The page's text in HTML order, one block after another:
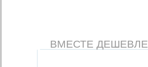
ВМЕСТЕ ДЕШЕВЛЕ